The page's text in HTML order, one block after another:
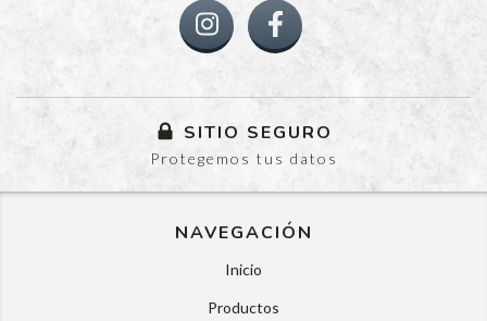
SITIO SEGURO
Protegemos tus datos
NAVEGACIÓN
Inicio
Productos